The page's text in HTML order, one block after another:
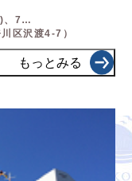
)、7…
区沢渡4-7）
もっとみる